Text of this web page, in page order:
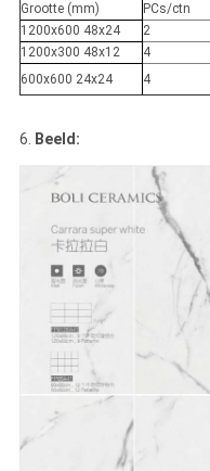
Grootte (mm)
PCs/ctn
1200x600 48x24
2
1200x300 48x12
4
600x600 24x24
4
6. Beeld: